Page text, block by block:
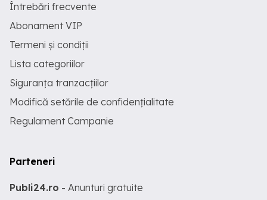
Întrebări frecvente
Abonament VIP
Termeni și condiții
Lista categoriilor
Siguranța tranzacțiilor
Modifică setările de confidențialitate
Regulament Campanie
Parteneri
Publi24.ro - Anunturi gratuite